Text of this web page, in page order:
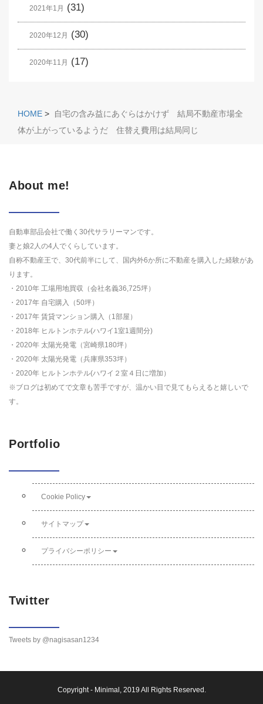
2021年1月 (31)
2020年12月 (30)
2020年11月 (17)
HOME >
自宅の含み益にあぐらはかけず 結局不動産市場全
体が上がっているようだ 住替え費用は結局同じ
About me!
自動車部品会社で働く30代サラリーマンです。
妻と娘2人の4人でくらしています。
自称不動産王で、30代前半にして、国内外6か所に不動産を購入した経験があ
ります。
・2010年 工場用地買収（会社名義36,725坪）
・2017年 自宅購入（50坪）
・2017年 賃貸マンション購入（1部屋）
・2018年 ヒルトンホテル(ハワイ1室1週間分)
・2020年 太陽光発電（宮崎県180坪）
・2020年 太陽光発電（兵庫県353坪）
・2020年 ヒルトンホテル(ハワイ２室４日に増加）
※ブログは初めてで文章も苦手ですが、温かい目で見てもらえると嬉しいで
す。
Portfolio
Cookie Policy
サイトマップ
プライバシーポリシー
Twitter
Tweets by @nagisasan1234
Copyright - Minimal, 2019 All Rights Reserved.